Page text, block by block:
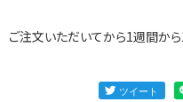
ご注文いただいてから1週間か